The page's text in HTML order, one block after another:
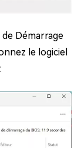
Démarrage
le logiciel